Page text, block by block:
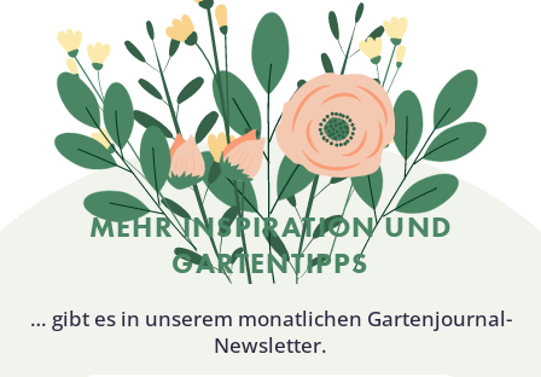
MEHR INSPIRATION UND
GARTENTIPPS
… gibt es in unserem monatlichen Gartenjournal-
Newsletter.